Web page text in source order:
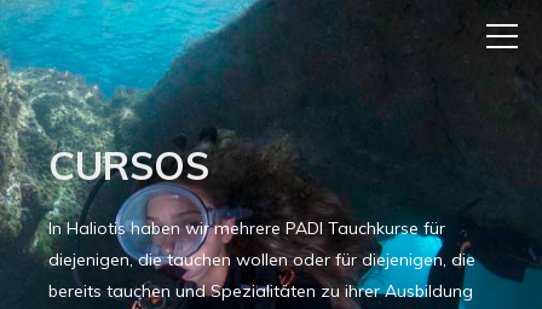
CURSOS
In Haliotis haben wir mehrere PADI Tauchkurse für
diejenigen, die tauchen wollen oder für diejenigen, die
bereits tauchen und Spezialitäten zu ihrer Ausbildung